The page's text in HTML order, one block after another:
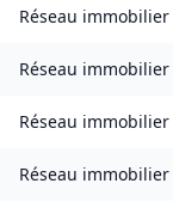
Réseau immobilier
Réseau immobilier
Réseau immobilier
Réseau immobilier